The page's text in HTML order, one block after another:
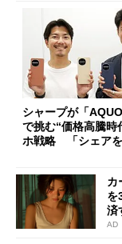
シャープが「
で挑む“価格高騰時
ホ戦略 「シェア
カ
を
済
AD